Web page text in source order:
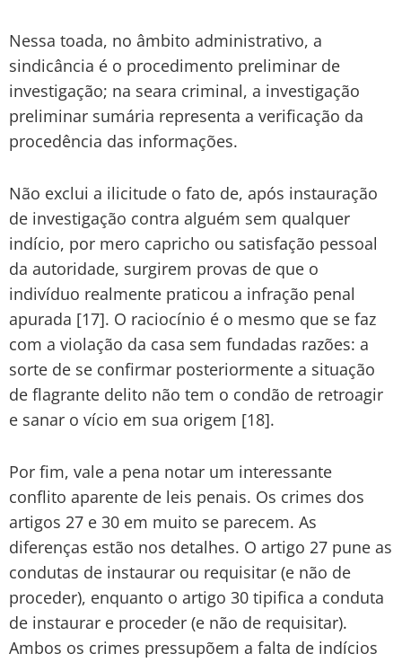
Nessa toada, no âmbito administrativo, a
sindicância é o procedimento preliminar de
investigação; na seara criminal, a investigação
preliminar sumária representa a verificação da
procedência das informações.
Não exclui a ilicitude o fato de, após instauração
de investigação contra alguém sem qualquer
indício, por mero capricho ou satisfação pessoal
da autoridade, surgirem provas de que o
indivíduo realmente praticou a infração penal
apurada [17]. O raciocínio é o mesmo que se faz
com a violação da casa sem fundadas razões: a
sorte de se confirmar posteriormente a situação
de flagrante delito não tem o condão de retroagir
e sanar o vício em sua origem [18].
Por fim, vale a pena notar um interessante
conflito aparente de leis penais. Os crimes dos
artigos 27 e 30 em muito se parecem. As
diferenças estão nos detalhes. O artigo 27 pune as
condutas de instaurar ou requisitar (e não de
proceder), enquanto o artigo 30 tipifica a conduta
de instaurar e proceder (e não de requisitar).
Ambos os crimes pressupõem a falta de indícios